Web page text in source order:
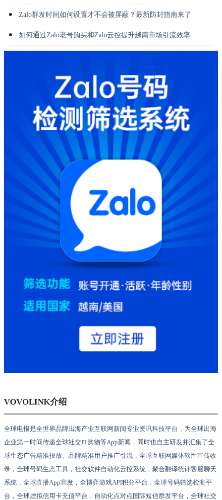
Zalo群发时间如何设置才不会被屏蔽？最新防封指南来了
如何通过Zalo老号购买和Zalo云控提升越南市场引流效率
VOVOLINK介绍
全球电报是全世界品牌出海产业互联网新闻专业资讯科技平台，为全球出海
企业第一时间传递全球社交IT购物等App新闻，同时也自主研发并汇集了全
球生态广告精准投放、品牌精准用户推广引流，全球互联网媒体软性宣传收
录，全球号码生态工具，社交软件自动化云控系统，聚合翻译统计客服聊天
系统，全球直播App宣发，全博弈游戏API积分平台，全球号码筛选检测平
台，全球虚拟信用卡充值平台，自动化点对点国际短信群发平台，全球社交